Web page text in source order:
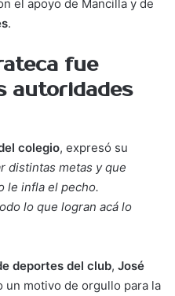
el apoyo de Mancilla y de
.
fue
autoridades
colegio, expresó su
distintas metas y que
le infla el pecho.
lo que logran acá lo
deportes del club, José
un motivo de orgullo para la